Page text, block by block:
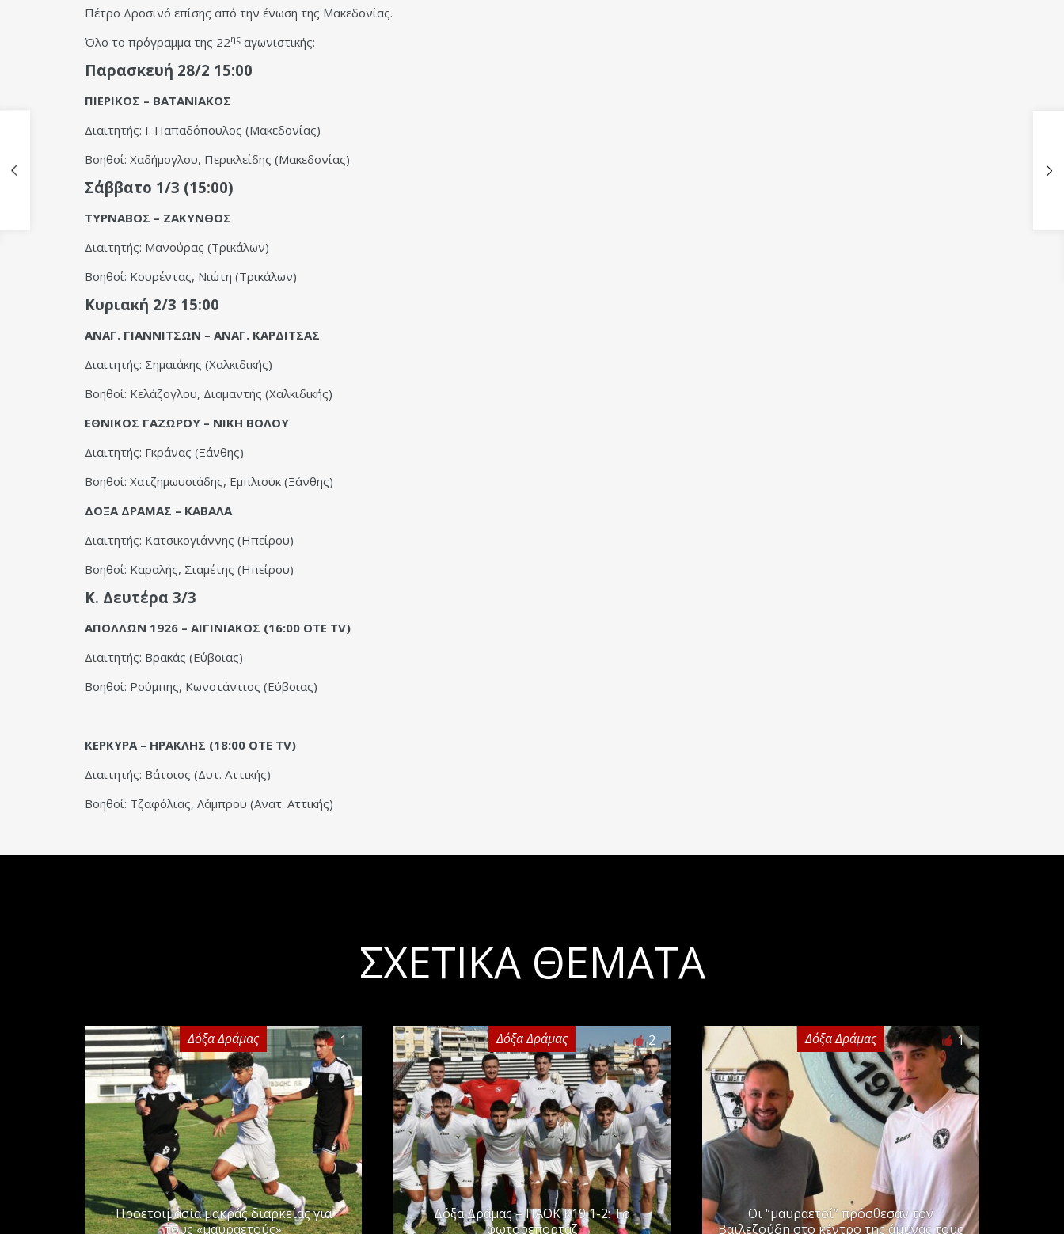
Πέτρο Δροσινό επίσης από την ένωση της Μακεδονίας.
Όλο το πρόγραμμα της 22ης αγωνιστικής:
Παρασκευή 28/2 15:00
ΠΙΕΡΙΚΟΣ – ΒΑΤΑΝΙΑΚΟΣ
Διαιτητής: Ι. Παπαδόπουλος (Μακεδονίας)
Βοηθοί: Χαδήμογλου, Περικλείδης (Μακεδονίας)
Σάββατο 1/3 (15:00)
ΤΥΡΝΑΒΟΣ – ΖΑΚΥΝΘΟΣ
Διαιτητής: Μανούρας (Τρικάλων)
Βοηθοί: Κουρέντας, Νιώτη (Τρικάλων)
Κυριακή 2/3 15:00
ΑΝΑΓ. ΓΙΑΝΝΙΤΣΩΝ – ΑΝΑΓ. ΚΑΡΔΙΤΣΑΣ
Διαιτητής: Σημαιάκης (Χαλκιδικής)
Βοηθοί: Κελάζογλου, Διαμαντής (Χαλκιδικής)
ΕΘΝΙΚΟΣ ΓΑΖΩΡΟΥ – ΝΙΚΗ ΒΟΛΟΥ
Διαιτητής: Γκράνας (Ξάνθης)
Βοηθοί: Χατζημωυσιάδης, Εμπλιούκ (Ξάνθης)
ΔΟΞΑ ΔΡΑΜΑΣ – ΚΑΒΑΛΑ
Διαιτητής: Κατσικογιάννης (Ηπείρου)
Βοηθοί: Καραλής, Σιαμέτης (Ηπείρου)
Κ. Δευτέρα 3/3
ΑΠΟΛΛΩΝ 1926 – ΑΙΓΙΝΙΑΚΟΣ (16:00 OTE TV)
Διαιτητής: Βρακάς (Εύβοιας)
Βοηθοί: Ρούμπης, Κωνστάντιος (Εύβοιας)
ΚΕΡΚΥΡΑ – ΗΡΑΚΛΗΣ (18:00 OTE TV)
Διαιτητής: Βάτσιος (Δυτ. Αττικής)
Βοηθοί: Τζαφόλιας, Λάμπρου (Ανατ. Αττικής)
ΣΧΕΤΙΚΆ ΘΈΜΑΤΑ
Δόξα Δράμας 1
Προετοιμασία μακράς διαρκείας για
τους «μαυραετούς»
Δόξα Δράμας 2
Δόξα Δράμας – ΠΑΟΚ Κ19 1-2: Το
φωτορεπορτάζ
Δόξα Δράμας 1
Οι “μαυραετοί” πρόσθεσαν τον
Βαϊλεζούδη στο κέντρο της άμυνας τους